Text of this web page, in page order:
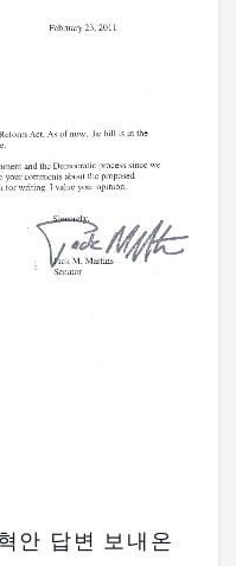
안 답변 보내온